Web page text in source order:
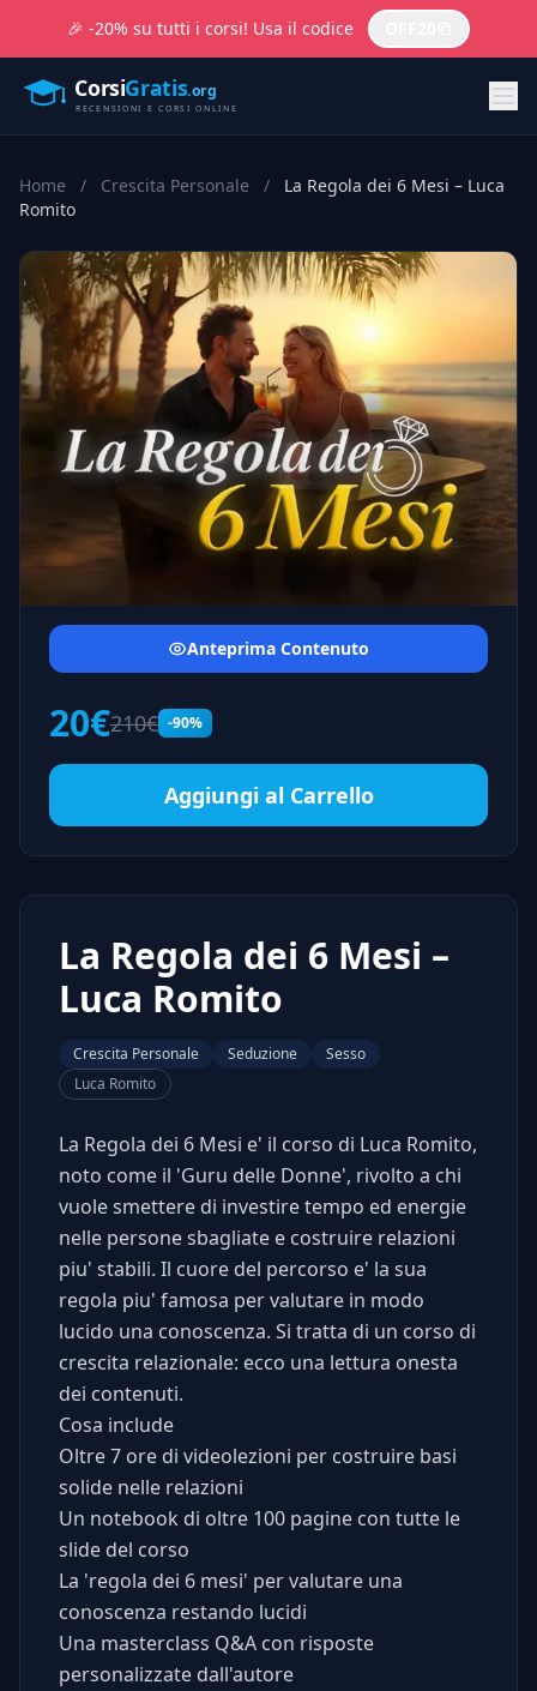
🎉 -20% su tutti i corsi! Usa il codice
Home / Crescita Personale /
La Regola dei 6 Mesi – Luca
Romito
Anteprima Contenuto
20€210€ -90%
Aggiungi al Carrello
La Regola dei 6 Mesi –
Luca Romito
Crescita Personale Seduzione
Sesso
Luca Romito
La Regola dei 6 Mesi e' il corso di Luca Romito,
noto come il 'Guru delle Donne', rivolto a chi
vuole smettere di investire tempo ed energie
nelle persone sbagliate e costruire relazioni
piu' stabili. Il cuore del percorso e' la sua
regola piu' famosa per valutare in modo
lucido una conoscenza. Si tratta di un corso di
crescita relazionale: ecco una lettura onesta
dei contenuti.
Cosa include
Oltre 7 ore di videolezioni per costruire basi
solide nelle relazioni
Un notebook di oltre 100 pagine con tutte le
slide del corso
La 'regola dei 6 mesi' per valutare una
conoscenza restando lucidi
Una masterclass Q&A con risposte
personalizzate dall'autore